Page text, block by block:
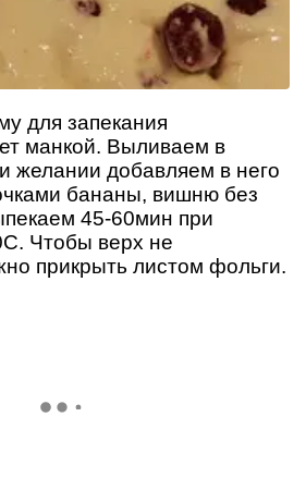
для запекания
манкой. Выливаем в
желании добавляем в него
бананы, вишню без
45-60мин при
Чтобы верх не
прикрыть листом фольги.